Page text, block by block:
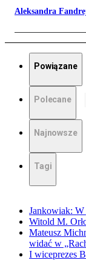
Aleksandra
Powiązane
Polecane
Najnowsze
Tagi
Jankowiak: W
Witold M.
Mateusz
widać w
I wiceprezes